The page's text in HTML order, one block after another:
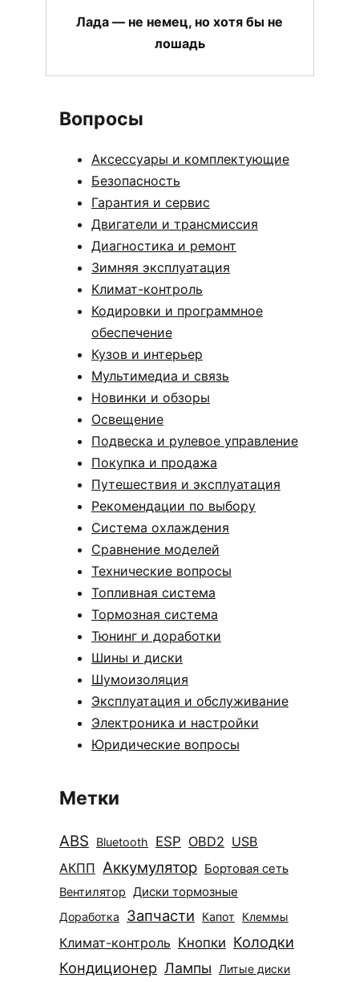
Лада — не немец, но хотя бы не
лошадь
Вопросы
Аксессуары и комплектующие
Безопасность
Гарантия и сервис
Двигатели и трансмиссия
Диагностика и ремонт
Зимняя эксплуатация
Климат-контроль
Кодировки и программное
обеспечение
Кузов и интерьер
Мультимедиа и связь
Новинки и обзоры
Освещение
Подвеска и рулевое управление
Покупка и продажа
Путешествия и эксплуатация
Рекомендации по выбору
Система охлаждения
Сравнение моделей
Технические вопросы
Топливная система
Тормозная система
Тюнинг и доработки
Шины и диски
Шумоизоляция
Эксплуатация и обслуживание
Электроника и настройки
Юридические вопросы
Метки
ABS Bluetooth ESP OBD2 USB
АКПП Аккумулятор Бортовая сеть
Вентилятор Диски тормозные
Доработка Запчасти Капот Клеммы
Климат-контроль Кнопки Колодки
Кондиционер Лампы Литые диски